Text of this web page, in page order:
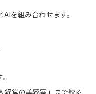
を組み合わせます。